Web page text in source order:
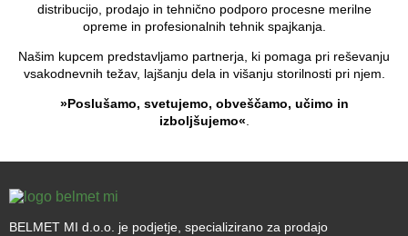
distribucijo, prodajo in tehnično podporo procesne merilne
opreme in profesionalnih tehnik spajkanja.
Našim kupcem predstavljamo partnerja, ki pomaga pri reševanju
vsakodnevnih težav, lajšanju dela in višanju storilnosti pri njem.
»Poslušamo, svetujemo, obveščamo, učimo in
izboljšujemo«
BELMET MI d.o.o. je podjetje, specializirano za prodajo